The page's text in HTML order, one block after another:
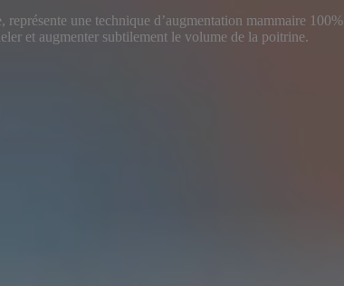
une technique d’augmentation mammaire 100%
et augmenter subtilement le volume de la poitrine.